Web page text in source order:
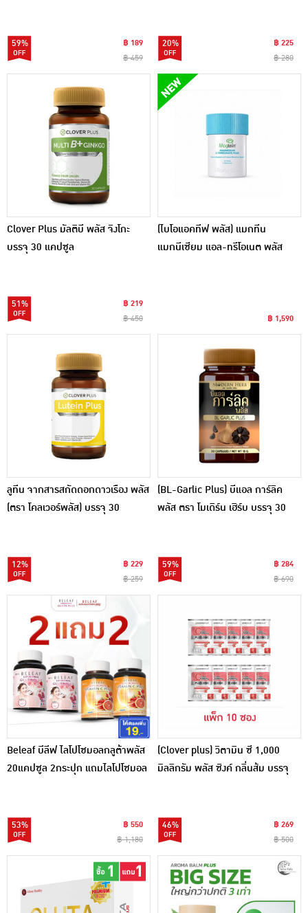
59%
฿ 189
฿ 459
20%
฿ 225
฿ 280
Clover Plus มัลติบี พลัส จิงโกะ
บรรจุ 30 แคปซูล
51%
฿ 219
฿ 450
(ไบโอแอคทีฟ พลัส) แมกทีน
แมกนีเซียม แอล-ทรีโอเนต พลัส
฿ 1,590
ลูทีน จากสารสกัดดอกดาวเรือง พลัส
(ตรา โคลเวอร์พลัส) บรรจุ 30
12%
฿ 229
฿ 259
(BL-Garlic Plus) บีแอล การ์ลิค
พลัส ตรา โมเดิร์น เฮิร์บ บรรจุ 30
59%
฿ 284
฿ 690
Beleaf บีลีฟ ไลโปโซมอลกลูต้าพลัส
20แคปซูล 2กระปุก แถมไลโปโซมอล
53%
฿ 550
฿ 1,180
(Clover plus) วิตามิน ซี 1,000
มิลลิกรัม พลัส ซิงค์ กลิ่นส้ม บรรจุ
46%
฿ 269
฿ 500